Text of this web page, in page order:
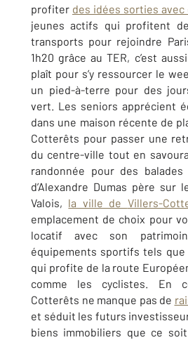
profiter des idées sorties avec
jeunes actifs qui profitent
transports pour rejoindre
1h20 grâce au TER, c’est
plaît pour s’y ressourcer le
un pied-à-terre pour des
vert. Les seniors apprécient
dans une maison récente de
Cotterêts pour passer une
du centre-ville tout en
randonnée pour des
d’Alexandre Dumas père sur
Valois, la ville de Villers-
emplacement de choix pour
locatif avec son
équipements sportifs tels
qui profite de la route
comme les cyclistes. En
Cotterêts ne manque pas de
et séduit les futurs
biens immobiliers que ce